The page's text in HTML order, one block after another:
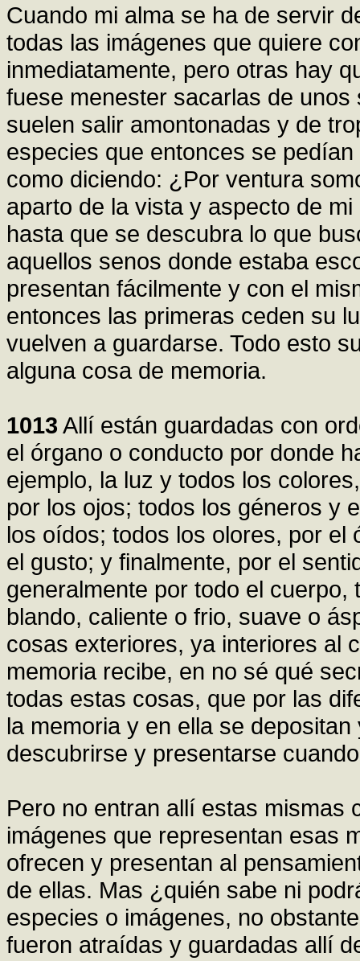
Cuando mi alma se ha de servir
todas las imágenes que quiere
inmediatamente, pero otras hay
fuese menester sacarlas de
suelen salir amontonadas y de
especies que entonces se
como diciendo: ¿Por ventura
aparto de la vista y aspecto de
hasta que se descubra lo que
aquellos senos donde estaba
presentan fácilmente y con el
entonces las primeras ceden su
vuelven a guardarse. Todo esto
alguna cosa de memoria.
1013 Allí están guardadas con
el órgano o conducto por donde
ejemplo, la luz y todos los
por los ojos; todos los géneros y
los oídos; todos los olores, por el
el gusto; y finalmente, por el
generalmente por todo el
blando, caliente o frio, suave o
cosas exteriores, ya interiores al
memoria recibe, en no sé qué
todas estas cosas, que por las
la memoria y en ella se
descubrirse y presentarse
Pero no entran allí estas mismas
imágenes que representan esas
ofrecen y presentan al
de ellas. Mas ¿quién sabe ni
especies o imágenes, no
fueron atraídas y guardadas allí